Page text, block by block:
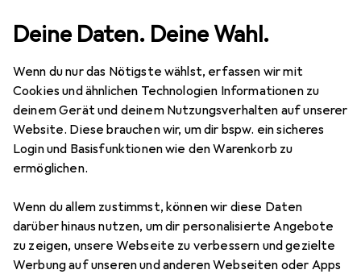
Deine Daten. Deine Wahl.
Wenn du nur das Nötigste wählst, erfassen wir mit
Cookies und ähnlichen Technologien Informationen zu
deinem Gerät und deinem Nutzungsverhalten auf unserer
Website. Diese brauchen wir, um dir bspw. ein sicheres
Login und Basisfunktionen wie den Warenkorb zu
ermöglichen.
Wenn du allem zustimmst, können wir diese Daten
darüber hinaus nutzen, um dir personalisierte Angebote
zu zeigen, unsere Webseite zu verbessern und gezielte
Werbung auf unseren und anderen Webseiten oder Apps
Smartwatch Schutzfolie Dipos Displayschutzfolie Crystalclear
4 Bilder
DiposDisplayschutzfolie Crystalclear
EUR
5,89
206
Bewertungen Marke
Mehr von Dipos